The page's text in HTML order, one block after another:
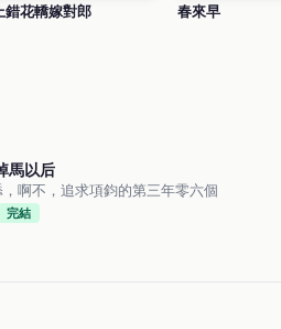
錯花轎嫁對郎 春來早
馬以后
啊不，追求項鈞的第三年零六個
完結